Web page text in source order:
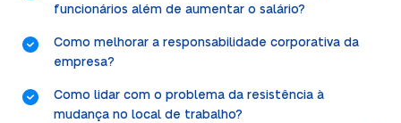
funcionários além de aumentar o salário?
Como melhorar a responsabilidade corporativa da
empresa?
Como lidar com o problema da resistência à
mudança no local de trabalho?